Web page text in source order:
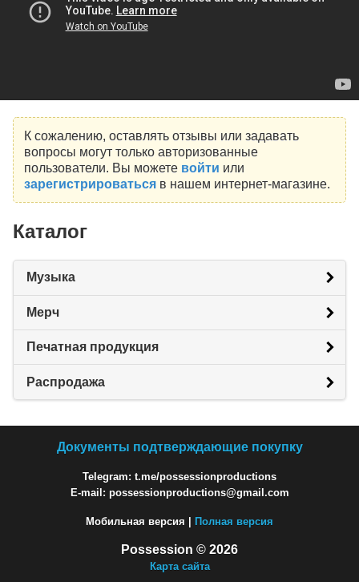
К сожалению, оставлять отзывы или задавать
вопросы могут только авторизованные
пользователи. Вы можете войти или
зарегистрироватьсяв нашем интернет-магазине.
Каталог
Музыка
Мерч
Печатная продукция
Распродажа
Документы подтверждающие покупку
Telegram: t.me/possessionproductions
E-mail: possessionproductions@gmail.com
Мобильная версия | Полная версия
Possession © 2026
Карта сайта